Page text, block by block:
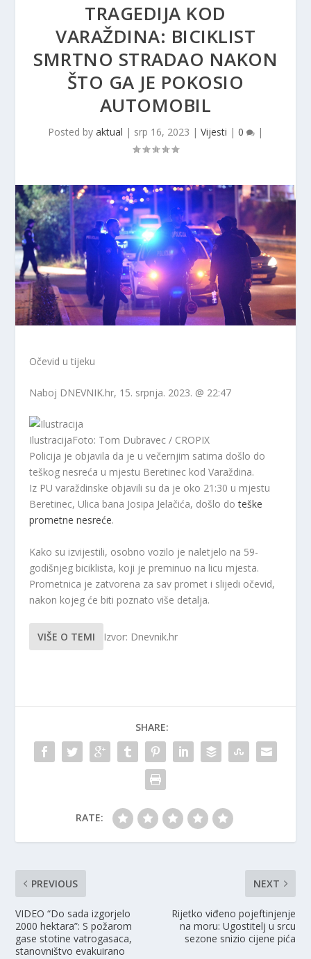
TRAGEDIJA KOD
VARAŽDINA: BICIKLIST
SMRTNO STRADAO NAKON
ŠTO GA JE POKOSIO
AUTOMOBIL
Posted by aktual | srp 16, 2023 | Vijesti | 0 |
Očevid u tijeku
Naboj DNEVNIK.hr, 15. srpnja. 2023. @ 22:47
IlustracijaFoto: Tom Dubravec / CROPIX
Policija je objavila da je u večernjim satima došlo do
teškog nesreća u mjestu Beretinec kod Varaždina.
Iz PU varaždinske objavili su da je oko 21:30 u mjestu
Beretinec, Ulica bana Josipa Jelačića, došlo doteške
prometne nesreće.
Kako su izvijestili, osobno vozilo je naletjelo na 59-
godišnjeg biciklista, koji je preminuo na licu mjesta.
Prometnica je zatvorena za sav promet i slijedi očevid,
nakon kojeg će biti poznato više detalja.
VIŠE O TEMI Izvor: Dnevnik.hr
SHARE:
RATE:
PREVIOUS
VIDEO “Do sada izgorjelo
2000 hektara”: S požarom
gase stotine vatrogasaca,
stanovništvo evakuirano
NEXT
Rijetko viđeno pojeftinjenje
na moru: Ugostitelj u srcu
sezone snizio cijene pića